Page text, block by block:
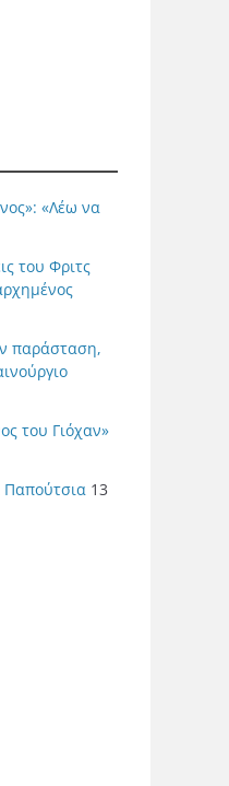
«Λέω να
του Φριτς
παράσταση,
του Γιόχαν»
Παπούτσια 13